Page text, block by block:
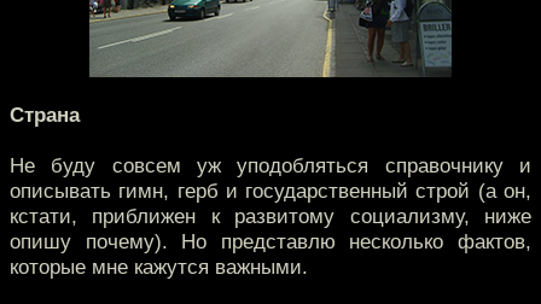
Страна
Не буду совсем уж уподобляться справочнику и
описывать гимн, герб и государственный строй (а он,
кстати, приближен к развитому социализму, ниже
опишу почему). Но представлю несколько фактов,
которые мне кажутся важными.